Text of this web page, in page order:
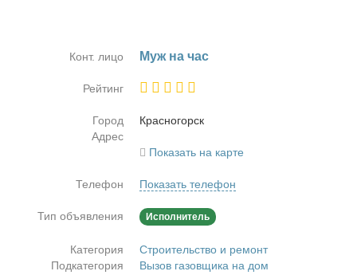
Конт. лицо Муж на час
Рейтинг
Город
Крас­но­горск
Адрес
Показать на карте
Телефон Показать телефон
Тип объявления Исполнитель
Категория
Строительство и ремонт
Подкатегория
Вызов газовщика на дом